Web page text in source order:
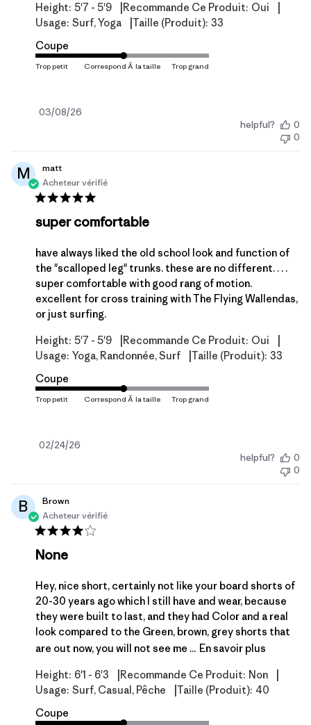
Height: 5'7 - 5'9 Recommande Ce Produit: Oui
Usage: Surf, Yoga Taille (produit): 33
Coupe
Date
03/08/26
helpful?
0
0
M
matt
Acheteur vérifié
super comfortable
have always liked the old school look and function of
the "scalloped leg" trunks. these are no different. . . .
super comfortable with good rang of motion.
excellent for cross training with The Flying Wallendas,
or just surfing.
Height: 5'7 - 5'9 Recommande Ce Produit: Oui
Usage: Yoga, Randonnée, Surf Taille (produit): 33
Coupe
Date
02/24/26
helpful?
0
0
B
Brown
Acheteur vérifié
None
Hey, nice short, certainly not like your board shorts of
20-30 years ago which I still have and wear, because
they were built to last, and they had Color and a real
look compared to the Green, brown, grey shorts that
are out now, you will not see me ... En savoir plus
Height: 6'1 - 6'3 Recommande Ce Produit: Non
Usage: Surf, Casual, Pêche Taille (produit): 40
Coupe